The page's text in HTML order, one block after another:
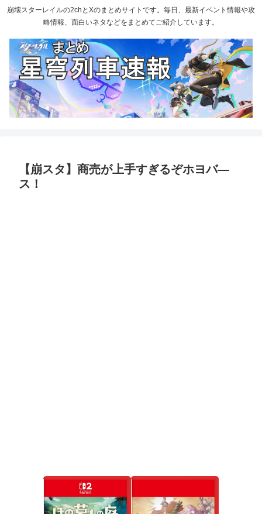
崩壊スターレイルの2chとXのまとめサイトです。毎日、最新イベント情報や攻
略情報、面白いネタなどをまとめてご紹介しています。
【崩スタ】商売が上手すぎるぞホヨバ―
ス！